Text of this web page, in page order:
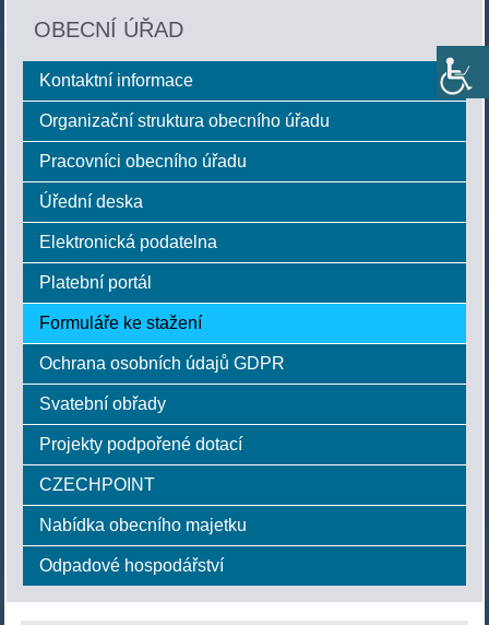
OBECNÍ ÚŘAD
Kontaktní informace
Organizační struktura obecního úřadu
Pracovníci obecního úřadu
Úřední deska
Elektronická podatelna
Platební portál
Formuláře ke stažení
Ochrana osobních údajů GDPR
Svatební obřady
Projekty podpořené dotací
CZECHPOINT
Nabídka obecního majetku
Odpadové hospodářství